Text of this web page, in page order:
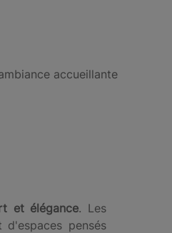
accueillante
et élégance. Les
pensés